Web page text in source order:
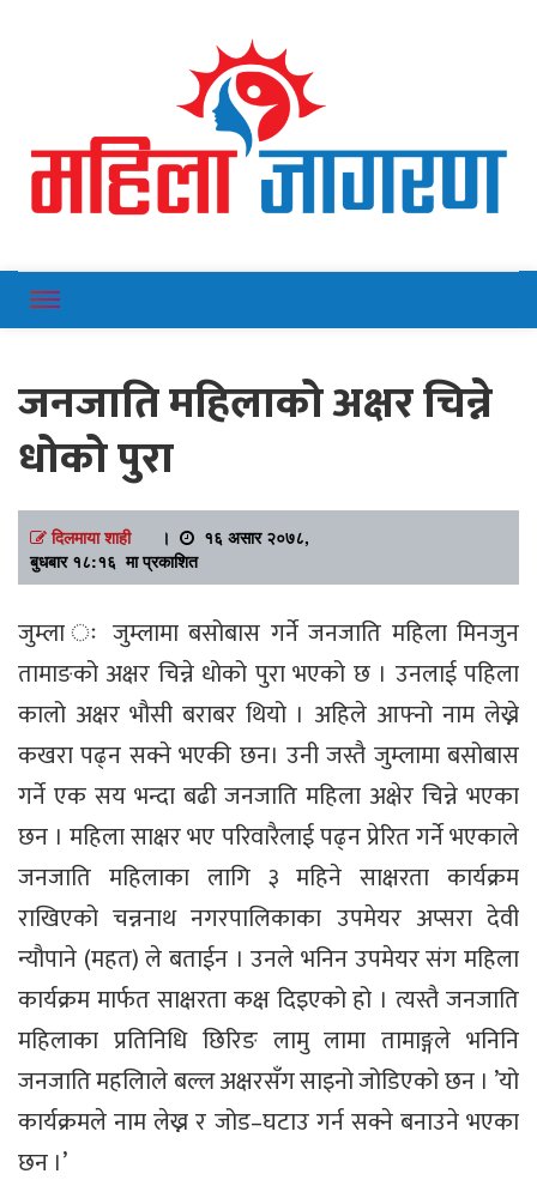
Mahilajagaran
जनजाति महिलाको अक्षर चिन्ने
धोको पुरा
दिलमाया शाही ।
१६ असार २०७८,
बुधबार १८:१६ मा प्रकाशित
जुम्ला ः जुम्लामा बसोबास गर्ने जनजाति महिला मिनजुन
तामाङको अक्षर चिन्ने धोको पुरा भएको छ । उनलाई पहिला
कालो अक्षर भौसी बराबर थियो । अहिले आफ्नो नाम लेख्ने
कखरा पढ्न सक्ने भएकी छन। उनी जस्तै जुम्लामा बसोबास
गर्ने एक सय भन्दा बढी जनजाति महिला अक्षेर चिन्ने भएका
छन । महिला साक्षर भए परिवारैलाई पढ्न प्रेरित गर्ने भएकाले
जनजाति महिलाका लागि ३ महिने साक्षरता कार्यक्रम
राखिएको चन्ननाथ नगरपालिकाका उपमेयर अप्सरा देवी
न्यौपाने (महत) ले बताईन । उनले भनिन उपमेयर संग महिला
कार्यक्रम मार्फत साक्षरता कक्ष दिइएको हो । त्यस्तै जनजाति
महिलाका प्रतिनिधि छिरिङ लामु लामा तामाङ्गले भनिनि
जनजाति महलिाले बल्ल अक्षरसँग साइनो जोडिएको छन । ’यो
कार्यक्रमले नाम लेख्न र जोड–घटाउ गर्न सक्ने बनाउने भएका
छन ।’